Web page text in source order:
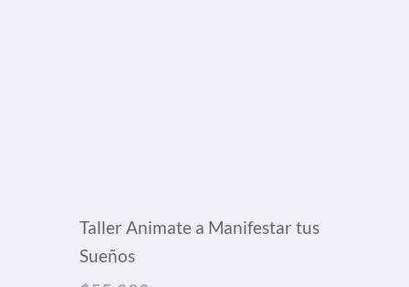
Taller Animate a Manifestar tus
Sueños